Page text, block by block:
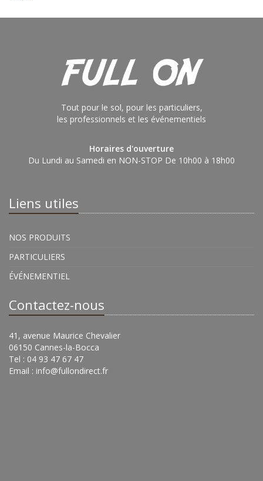
Tout pour le sol, pour les particuliers,
les professionnels et les événementiels
Horaires d'ouverture
Du Lundi au Samedi en NON-STOP De 10h00 à 18h00
Liens utiles
NOS PRODUITS
PARTICULIERS
ÉVÉNEMENTIEL
Contactez-nous
41, avenue Maurice Chevalier
06150 Cannes-la-Bocca
Tel : 04 93 47 67 47
Email : info@fullondirect.fr